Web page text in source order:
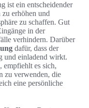
ist ein entscheidender
zu erhöhen und
zu schaffen. Gut
in der
verhindern. Darüber
dafür, dass der
und einladend wirkt.
empfiehlt es sich,
zu verwenden, die
eine persönliche